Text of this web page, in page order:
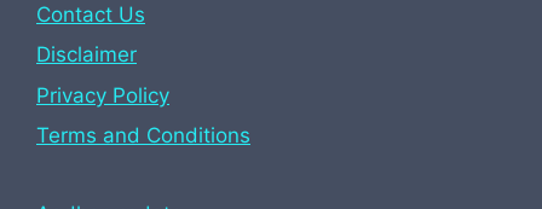
Contact Us
Disclaimer
Privacy Policy
Terms and Conditions